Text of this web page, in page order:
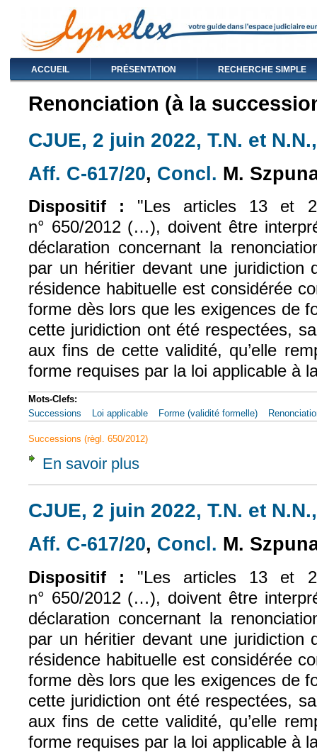
ACCUEIL PRÉSENTATION RECHERCHE SIMPLE
Renonciation (à la
CJUE, 2 juin 2022, T.N. et
Aff. C-617/20 (le lien est externe)
, Concl. (le lien est
M.
Dispositif :
"Les articles 13 et
n° 650/2012 (…), doivent être
déclaration concernant la
par un héritier devant une juridiction
résidence habituelle est considérée
forme dès lors que les exigences de
cette juridiction ont été respectées,
aux fins de cette validité, qu’elle
forme requises par la loi applicable à
Mots-Clefs:
Successions
Loi applicable Forme (validité formelle)
Successions (règl. 650/2012)
En savoir plus
CJUE, 2 juin 2022, T.N. et
Aff. C-617/20 (le lien est externe)
, Concl. (le lien est
M.
Dispositif :
"Les articles 13 et
n° 650/2012 (…), doivent être
déclaration concernant la
par un héritier devant une juridiction
résidence habituelle est considérée
forme dès lors que les exigences de
cette juridiction ont été respectées,
aux fins de cette validité, qu’elle
forme requises par la loi applicable à